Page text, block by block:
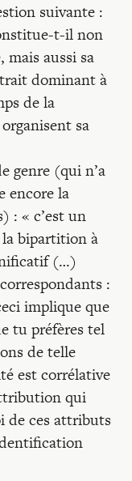
suivante :
t-il non
mais aussi sa
dominant à
de la
sa
genre (qui n’a
encore la
: « c’est un
bipartition à
(…)
:
implique que
tu préfères tel
de telle
est corrélative
qui
de ces attributs